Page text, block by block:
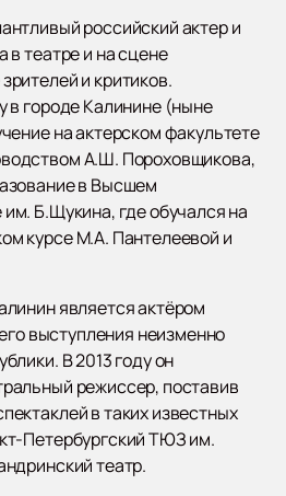
российский актер и
в театре и на сцене
и критиков.
в городе Калинине (ныне
на актерском факультете
А.Ш. Пороховщикова,
в Высшем
Б.Щукина, где обучался на
курсе М.А. Пантелеевой и
является актёром
выступления неизменно
В 2013 году он
режиссер, поставив
в таких известных
Петербургский ТЮЗ им.
театр.